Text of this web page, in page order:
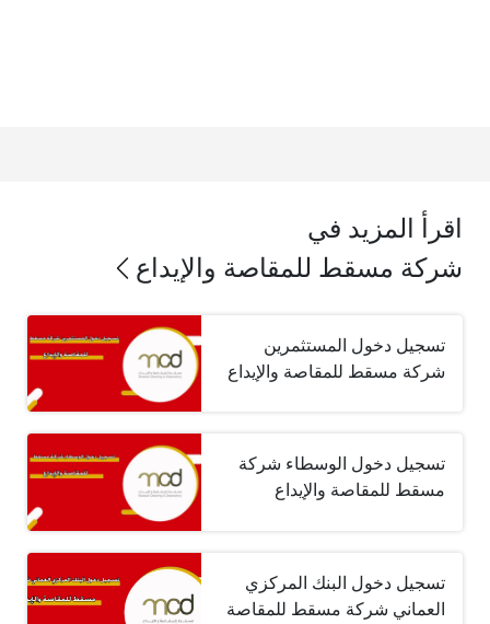
اقرأ المزيد في
شركة مسقط للمقاصة والإيداع
تسجيل دخول المستثمرين
شركة مسقط للمقاصة والإيداع
تسجيل دخول الوسطاء شركة
مسقط للمقاصة والإيداع
تسجيل دخول البنك المركزي
العماني شركة مسقط للمقاصة